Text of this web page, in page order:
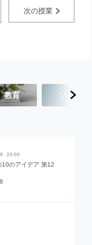
次の授業
教育 ソーシャ
20:00
のアイデア 第12